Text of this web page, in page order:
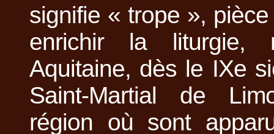
signifie « trope »,
enrichir la liturgie,
Aquitaine, dès le IXe
Saint-Martial de
région où sont